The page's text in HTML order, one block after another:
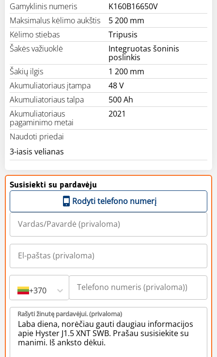
Gamyklinis numeris
K160B16650V
Maksimalus kėlimo aukštis
5 200 mm
Kėlimo stiebas
Tripusis
Šakės važiuoklė
Integruotas šoninis
poslinkis
Šakių ilgis
1 200 mm
Akumuliatoriaus įtampa
48 V
Akumuliatoriaus talpa
500 Ah
Akumuliatoriaus
pagaminimo metai
2021
Naudoti priedai
3-iasis velianas
Susisiekti su pardavėju
Rodyti telefono numerį
+370
Rašyti žinutę pardavėjui. (privaloma)